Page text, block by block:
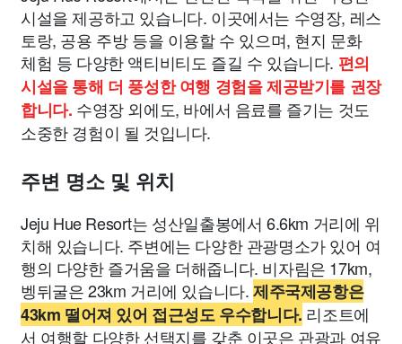
시설을 제공하고 있습니다. 이곳에서는 수영장, 레스
토랑, 공용 주방 등을 이용할 수 있으며, 현지 문화
체험 등 다양한 액티비티도 즐길 수 있습니다. 편의
시설을 통해 더 풍성한 여행 경험을 제공받기를 권장
합니다. 수영장 외에도, 바에서 음료를 즐기는 것도
소중한 경험이 될 것입니다.
주변 명소 및 위치
Jeju Hue Resort는 성산일출봉에서 6.6km 거리에 위
치해 있습니다. 주변에는 다양한 관광명소가 있어 여
행의 다양한 즐거움을 더해줍니다. 비자림은 17km,
벵뒤굴은 23km 거리에 있습니다.제주국제공항은
43km 떨어져 있어 접근성도 우수합니다. 리조트에
서 여행할 다양한 선택지를 갖춘 이곳은 관광과 여유